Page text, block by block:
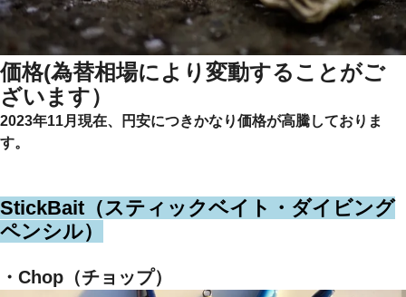
価格(為替相場により変動すること がご
ざいます）
2023年11月現在、円安につきかなり価格が高騰しておりま
す。
StickBait（スティックベイト・ダイビング
ペンシル）
・Chop（チョップ）